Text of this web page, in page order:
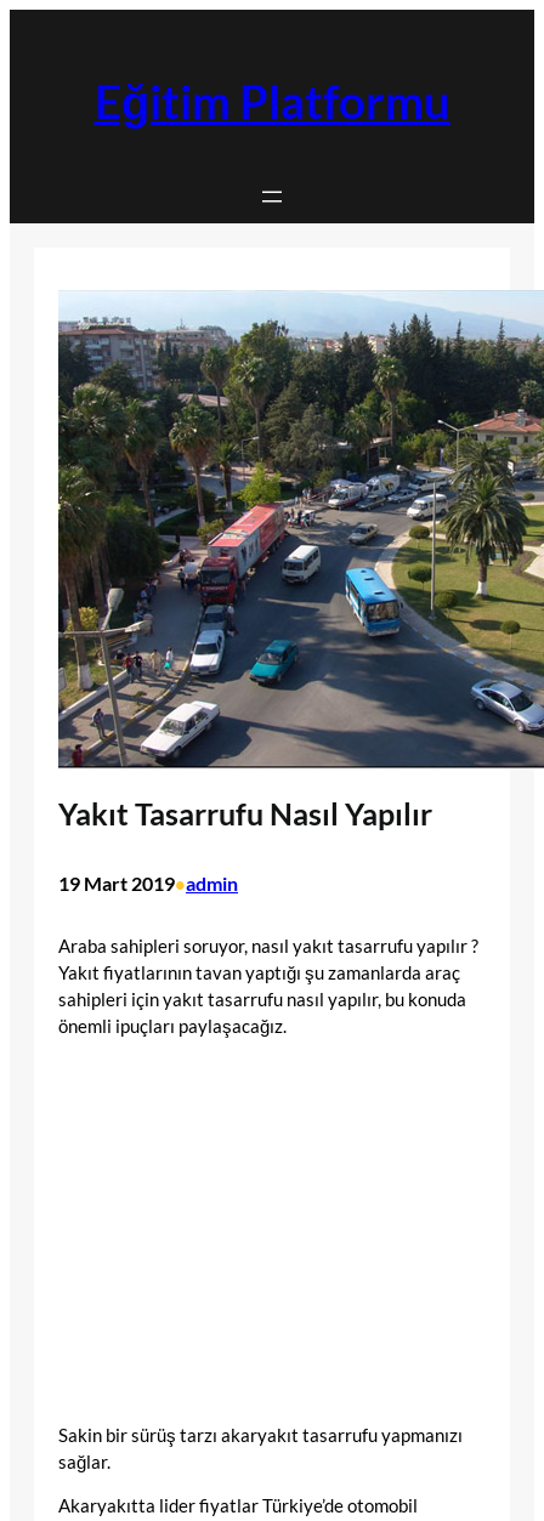
Eğitim Platformu
Yakıt Tasarrufu Nasıl Yapılır
19 Mart 2019•admin
Araba sahipleri soruyor, nasıl yakıt tasarrufu yapılır ?
Yakıt fiyatlarının tavan yaptığı şu zamanlarda araç
sahipleri için yakıt tasarrufu nasıl yapılır, bu konuda
önemli ipuçları paylaşacağız.
Sakin bir sürüş tarzı akaryakıt tasarrufu yapmanızı
sağlar.
Akaryakıtta lider fiyatlar Türkiye’de otomobil